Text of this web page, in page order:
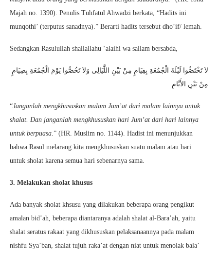
Majah no. 1390). Penulis Tuhfatul Ahwadzi berkata, “Hadits ini
munqothi’ (terputus sanadnya).” Berarti hadits tersebut dho’if/ lemah.
Sedangkan Rasulullah shallallahu ‘alaihi wa sallam bersabda,
لاَ تَخْتَصُّوا لَيْلَةَ الْجُمُعَةِ بِقِيَامٍ مِنْ بَيْنِ اللَّيَالِى وَلاَ تَخُصُّوا يَوْمَ الْجُمُعَةِ بِصِيَامٍ
مِنْ بَيْنِ الأَيَّامِ
“Janganlah mengkhususkan malam Jum’at dari malam lainnya untuk
shalat. Dan janganlah mengkhususkan hari Jum’at dari hari lainnya
untuk berpuasa.” (HR. Muslim no. 1144). Hadist ini menunjukkan
bahwa Rasul melarang kita mengkhususkan suatu malam atau hari
untuk sholat karena semua hari sebenarnya sama.
3. Melakukan sholat khusus
Ada banyak sholat khsusu yang dilakukan beberapa orang pengikut
amalan bid’ah, beberapa diantaranya adalah shalat al-Bara’ah, yaitu
shalat seratus rakaat yang dikhususkan pelaksanaannya pada malam
nishfu Sya’ban, shalat tujuh raka’at dengan niat untuk menolak bala’